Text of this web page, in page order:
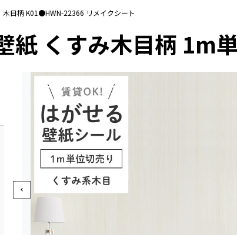
目柄 K01●HWN-22366 リメイクシート
紙 くすみ木目柄 1m